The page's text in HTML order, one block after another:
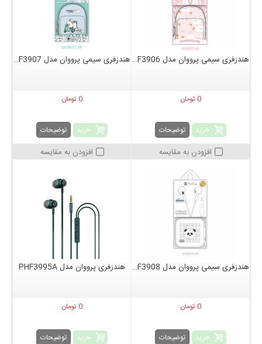
هندزفری سیمی پرووان مدل PHF3906
0 تومان
خرید توضیحات
افزودن به مقایسه
هندزفری سیمی پرووان مدل PHF3907
0 تومان
خرید توضیحات
افزودن به مقایسه
هندزفری سیمی پرووان مدل PHF3908
0 تومان
خرید توضیحات
هندزفری پرووان مدل PHF3995A
0 تومان
خرید توضیحات